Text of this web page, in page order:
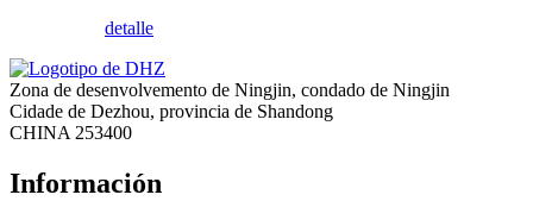
detalle
Zona de desenvolvemento de Ningjin, condado de Ningjin
Cidade de Dezhou, provincia de Shandong
CHINA 253400
Información